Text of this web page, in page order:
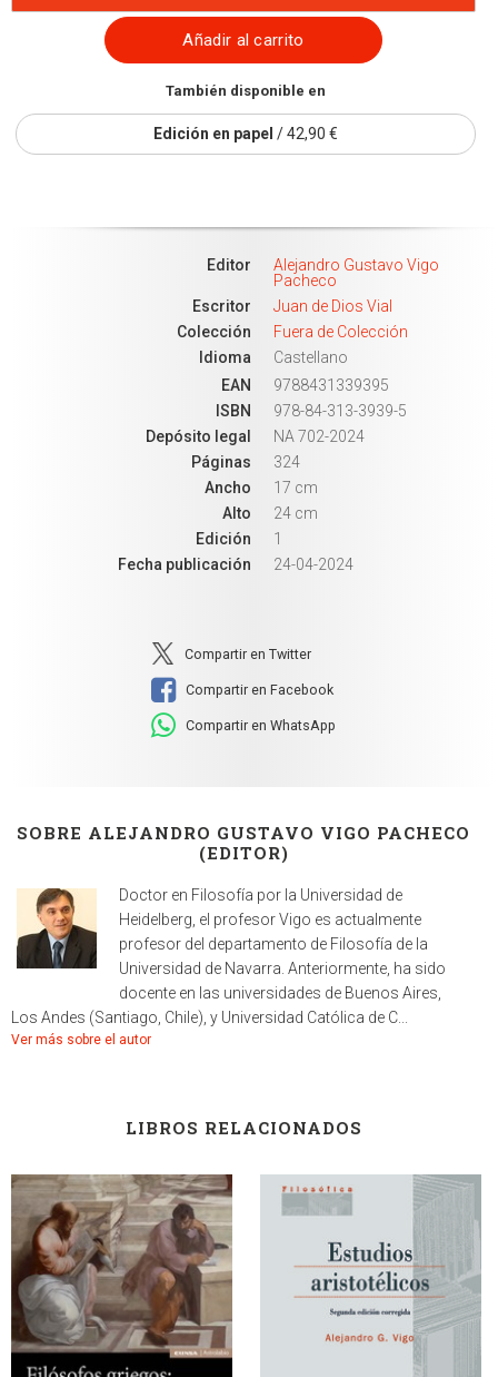
Añadir al carrito
También disponible en
Edición en papel / 42,90 €
Editor
Alejandro Gustavo Vigo
Pacheco
Escritor
Juan de Dios Vial
Colección
Fuera de Colección
Idioma
Castellano
EAN
9788431339395
ISBN
978-84-313-3939-5
Depósito legal
NA 702-2024
Páginas
324
Ancho
17 cm
Alto
24 cm
Edición
1
Fecha publicación
24-04-2024
Compartir en Twitter
Compartir en Facebook
Compartir en WhatsApp
SOBRE ALEJANDRO GUSTAVO VIGO PACHECO
(EDITOR)
Doctor en Filosofía por la Universidad de
Heidelberg, el profesor Vigo es actualmente
profesor del departamento de Filosofía de la
Universidad de Navarra. Anteriormente, ha sido
docente en las universidades de Buenos Aires,
Los Andes (Santiago, Chile), y Universidad Católica de C...
Ver más sobre el autor
LIBROS RELACIONADOS